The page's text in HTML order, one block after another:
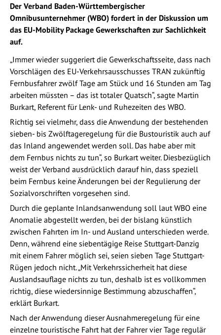
Der Verband Baden-Württembergischer
Omnibusunternehmer (WBO) fordert in der Diskussion um
das EU-Mobility Package Gewerkschaften zur Sachlichkeit
auf.
„Immer wieder suggeriert die Gewerkschaftsseite, dass nach
Vorschlägen des EU-Verkehrsausschusses TRAN zukünftig
Fernbusfahrer zwölf Tage am Stück und 16 Stunden am Tag
arbeiten müssten – das ist totaler Quatsch“, sagte Martin
Burkart, Referent für Lenk- und Ruhezeiten des WBO.
Richtig sei vielmehr, dass die Anwendung der bestehenden
sieben- bis Zwölftageregelung für die Bustouristik auch auf
das Inland angewendet werden soll. Das habe aber mit
dem Fernbus nichts zu tun“, so Burkart weiter. Diesbezüglich
weist der Verband ausdrücklich darauf hin, dass speziell
beim Fernbus keine Änderungen bei der Regulierung der
Sozialvorschriften vorgesehen sind.
Durch die geplante Inlandsanwendung soll laut WBO eine
Anomalie abgestellt werden, bei der bislang künstlich
zwischen Fahrten im In- und Ausland unterschieden werde.
Denn, während eine siebentägige Reise Stuttgart-Danzig
mit einem Fahrer möglich sei, seien sieben Tage Stuttgart-
Rügen jedoch nicht. „Mit Verkehrssicherheit hat diese
Auslandsauflage nichts zu tun, deshalb ist es vollkommen
richtig, diese wiedersinnige Bestimmung abzuschaffen“,
erklärt Burkart.
Nach der Anwendung dieser Ausnahmeregelung für eine
einzelne touristische Fahrt hat der Fahrer vier Tage regulär